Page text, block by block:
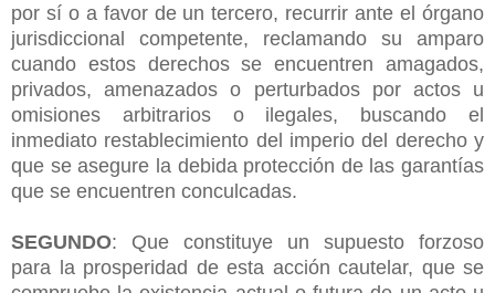
por sí o a favor de un tercero, recurrir ante el órgano
jurisdiccional competente, reclamando su amparo
cuando estos derechos se encuentren amagados,
privados, amenazados o perturbados por actos u
omisiones arbitrarios o ilegales, buscando el
inmediato restablecimiento del imperio del derecho y
que se asegure la debida protección de las garantías
que se encuentren conculcadas.
SEGUNDO: Que constituye un supuesto forzoso
para la prosperidad de esta acción cautelar, que se